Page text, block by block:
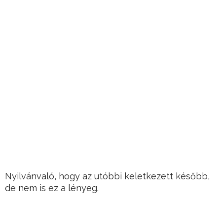
Nyilvánvaló, hogy az utóbbi keletkezett később,
de nem is ez a lényeg.